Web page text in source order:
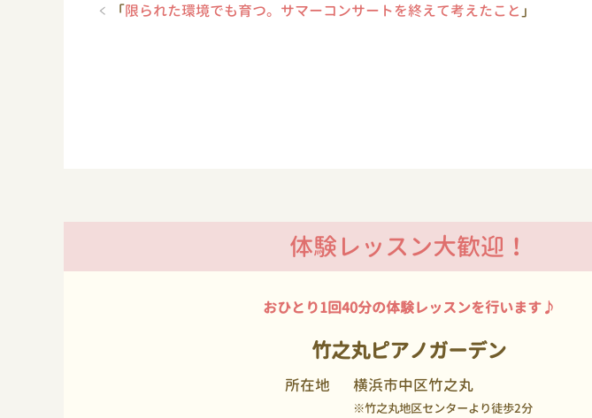
「限られた環境でも育つ。サマーコンサートを終えて考えたこと 」
体験レッスン大歓迎！
おひとり1回40分の体験レッスンを行います♪
竹之丸ピアノガーデン
所在地 横浜市中区竹之丸
※竹之丸地区センターより徒歩2分